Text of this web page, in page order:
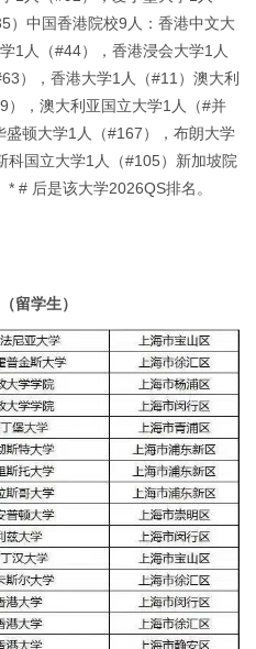
）中国香港院校9人：香港中文大
1人（#44），香港浸会大学1人
），香港大学1人（#11）澳大利
），澳大利亚国立大学1人（#并
顿大学1人（#167），布朗大学
科国立大学1人（#105）新加坡院
# 后是该大学2026QS排名。
留学生）